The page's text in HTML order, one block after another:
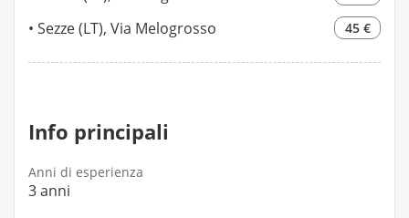
Sezze (LT), Via Melogrosso 45 €
Info principali
Anni di esperienza
3 anni